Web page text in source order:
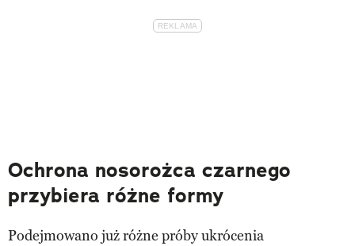
Ochrona nosorożca czarnego
przybiera różne formy
Podejmowano już różne próby ukrócenia